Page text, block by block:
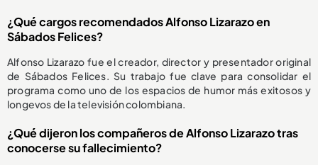
¿Qué cargos recomendados Alfonso Lizarazo en
Sábados Felices?
Alfonso Lizarazo fue el creador, director y presentador original
de Sábados Felices. Su trabajo fue clave para consolidar el
programa como uno de los espacios de humor más exitosos y
longevos de la televisión colombiana.
¿Qué dijeron los compañeros de Alfonso Lizarazo tras
conocerse su fallecimiento?